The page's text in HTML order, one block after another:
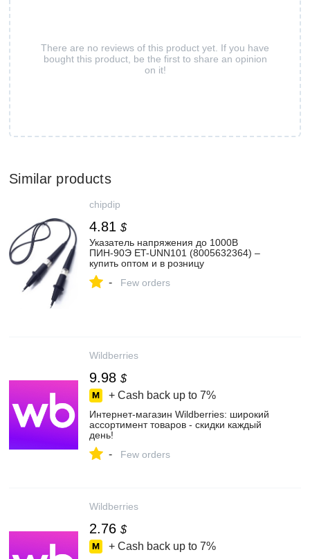
There are no reviews of this product yet. If you have
bought this product, be the first to share an opinion
on it!
Similar products
chipdip
4.81 $
Указатель напряжения до 1000В
ПИН-90Э ET-UNN101 (8005632364) –
купить оптом и в розницу
- Few orders
Wildberries
9.98 $
+ Cash back up to 7%
Интернет‑магазин Wildberries: широкий
ассортимент товаров - скидки каждый
день!
- Few orders
Wildberries
2.76 $
+ Cash back up to 7%